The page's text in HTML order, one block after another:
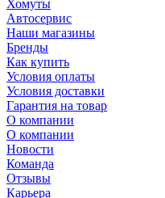
Хомуты
Автосервис
Наши магазины
Бренды
Как купить
Условия оплаты
Условия доставки
Гарантия на товар
О компании
О компании
Новости
Команда
Отзывы
Карьера